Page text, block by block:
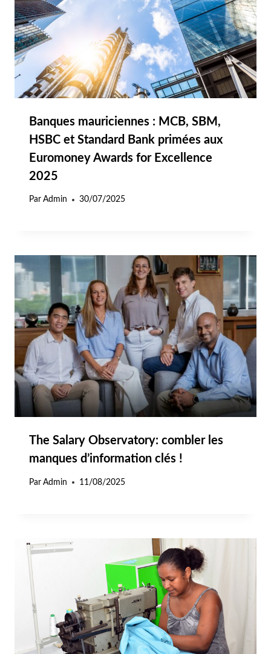
Banques mauriciennes : MCB, SBM,
HSBC et Standard Bank primées aux
Euromoney Awards for Excellence
2025
Par Admin 30/07/2025
The Salary Observatory: combler les
manques d’information clés !
Par Admin 11/08/2025